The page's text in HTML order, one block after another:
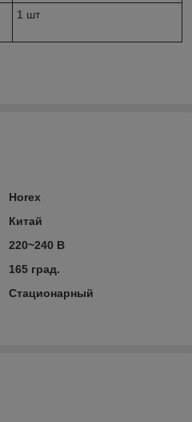
1 шт
Horex
Китай
220~240 В
165 град.
Стационарный